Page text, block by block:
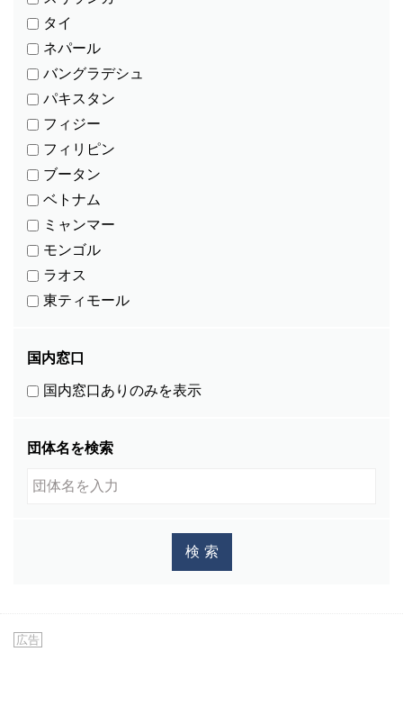
タイ
ネパール
バングラデシュ
パキスタン
フィジー
フィリピン
ブータン
ベトナム
ミャンマー
モンゴル
ラオス
東ティモール
国内窓口
国内窓口ありのみを表示
団体名を検索
広告